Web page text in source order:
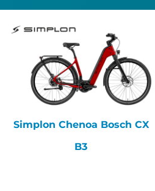
Simplon Chenoa Bosch CX
B3